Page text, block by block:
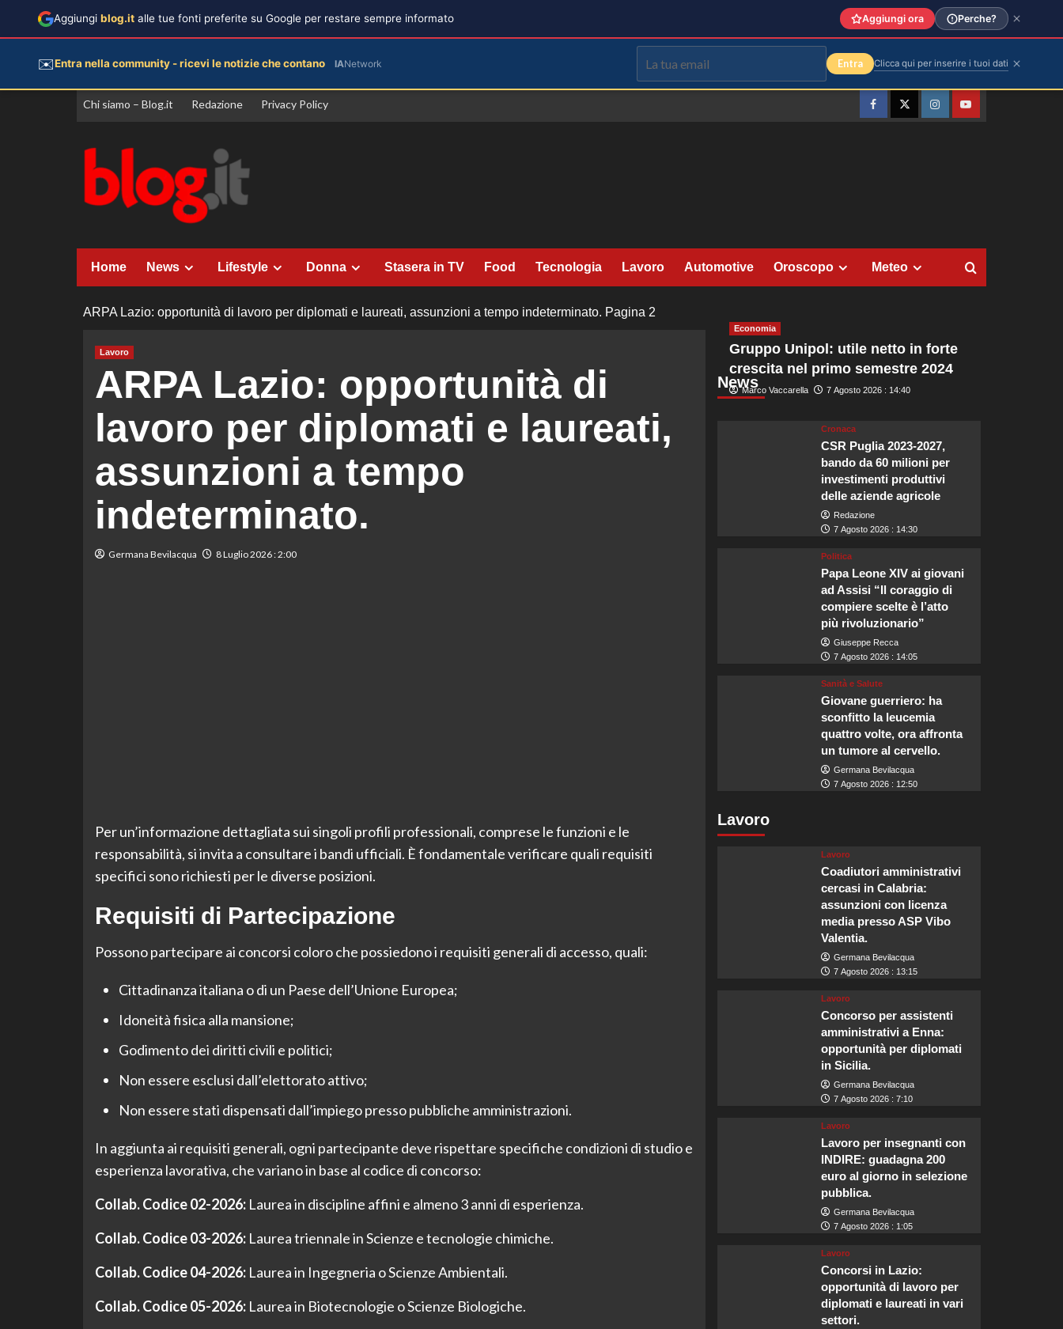
Vai
Chi siamo – Blog.it Redazione Privacy Policy
FacebookTwitterInstagramYouTube
Home News Lifestyle Donna Stasera in TV Food Tecnologia Lavoro Automotive Oroscopo Meteo
ARPA Lazio: opportunità di lavoro per diplomati e laureati, assunzioni a tempo indeterminato. Pagina 2
Lavoro
ARPA Lazio: opportunità di
lavoro per diplomati e laureati,
assunzioni a tempo
indeterminato.
Germana Bevilacqua 8 Luglio 2026 : 2:00
Per un’informazione dettagliata sui singoli profili professionali, comprese le funzioni e le
responsabilità, si invita a consultare i bandi ufficiali. È fondamentale verificare quali requisiti
specifici sono richiesti per le diverse posizioni.
Requisiti di Partecipazione
Possono partecipare ai concorsi coloro che possiedono i requisiti generali di accesso, quali:
Cittadinanza italiana o di un Paese dell’Unione Europea;
Idoneità fisica alla mansione;
Godimento dei diritti civili e politici;
Non essere esclusi dall’elettorato attivo;
Non essere stati dispensati dall’impiego presso pubbliche amministrazioni.
In aggiunta ai requisiti generali, ogni partecipante deve rispettare specifiche condizioni di studio e
esperienza lavorativa, che variano in base al codice di concorso:
Collab. Codice 02-2026:Laurea in discipline affini e almeno 3 anni di esperienza.
Collab. Codice 03-2026:Laurea triennale in Scienze e tecnologie chimiche.
Collab. Codice 04-2026:Laurea in Ingegneria o Scienze Ambientali.
Collab. Codice 05-2026:Laurea in Biotecnologie o Scienze Biologiche.
News
Economia
Gruppo Unipol: utile netto in forte
crescita nel primo semestre 2024
Marco Vaccarella 7 Agosto 2026 : 14:40
Cronaca
CSR Puglia 2023-2027,
bando da 60 milioni per
investimenti produttivi
delle aziende agricole
Redazione
7 Agosto 2026 : 14:30
Politica
Papa Leone XIV ai giovani
ad Assisi “Il coraggio di
compiere scelte è l’atto
più rivoluzionario”
Giuseppe Recca
7 Agosto 2026 : 14:05
Sanità e Salute
Giovane guerriero: ha
sconfitto la leucemia
quattro volte, ora affronta
un tumore al cervello.
Germana Bevilacqua
7 Agosto 2026 : 12:50
Lavoro
Lavoro
Coadiutori amministrativi
cercasi in Calabria:
assunzioni con licenza
media presso ASP Vibo
Valentia.
Germana Bevilacqua
7 Agosto 2026 : 13:15
Lavoro
Concorso per assistenti
amministrativi a Enna:
opportunità per diplomati
in Sicilia.
Germana Bevilacqua
7 Agosto 2026 : 7:10
Lavoro
Lavoro per insegnanti con
INDIRE: guadagna 200
euro al giorno in selezione
pubblica.
Germana Bevilacqua
7 Agosto 2026 : 1:05
Lavoro
Concorsi in Lazio:
opportunità di lavoro per
diplomati e laureati in vari
settori.
Aggiungi blog.it alle tue fonti preferite su Google per restare sempre informato Aggiungi ora Perche?
✉️Entra nella community - ricevi le notizie che contano IANetwork Entra Clicca qui per inserire i tuoi dati